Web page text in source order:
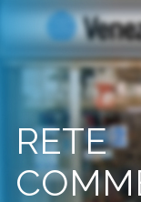
RETE